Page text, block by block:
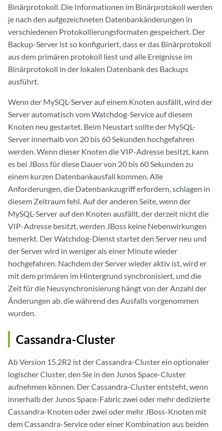
Binärprotokoll. Die Informationen im Binärprotokoll werden
je nach den aufgezeichneten Datenbankänderungen in
verschiedenen Protokollierungsformaten gespeichert. Der
Backup-Server ist so konfiguriert, dass er das Binärprotokoll
aus dem primären protokoll liest und alle Ereignisse im
Binärprotokoll in der lokalen Datenbank des Backups
ausführt.
Wenn der MySQL-Server auf einem Knoten ausfällt, wird der
Server automatisch vom Watchdog-Service auf diesem
Knoten neu gestartet. Beim Neustart sollte der MySQL-
Server innerhalb von 20 bis 60 Sekunden hochgefahren
werden. Wenn dieser Knoten die VIP-Adresse besitzt, kann
es bei JBoss für diese Dauer von 20 bis 60 Sekunden zu
einem kurzen Datenbankausfall kommen. Alle
Anforderungen, die Datenbankzugriff erfordern, schlagen in
diesem Zeitraum fehl. Auf der anderen Seite, wenn der
MySQL-Server auf den Knoten ausfällt, der derzeit nicht die
VIP-Adresse besitzt, werden JBoss keine Nebenwirkungen
bemerkt. Der Watchdog-Dienst startet den Server neu und
der Server wird in weniger als einer Minute wieder
hochgefahren. Nachdem der Server wieder aktiv ist, wird er
mit dem primären im Hintergrund synchronisiert, und die
Zeit für die Neusynchronisierung hängt von der Anzahl der
Änderungen ab, die während des Ausfalls vorgenommen
wurden.
Cassandra-Cluster
Ab Version 15.2R2 ist der Cassandra-Cluster ein optionaler
logischer Cluster, den Sie in den Junos Space-Cluster
aufnehmen können. Der Cassandra-Cluster entsteht, wenn
innerhalb der Junos Space-Fabric zwei oder mehr dedizierte
Cassandra-Knoten oder zwei oder mehr JBoss-Knoten mit
dem Cassandra-Service oder einer Kombination aus beiden